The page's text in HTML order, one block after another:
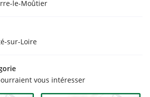
le-Moûtier
sur-Loire
vous intéresser